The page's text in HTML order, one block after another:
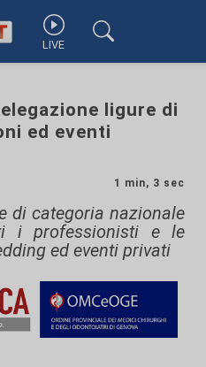
LIVE
ligure di
ed eventi
1 min, 3 sec
di categoria nazionale
i professionisti e le
ed eventi privati